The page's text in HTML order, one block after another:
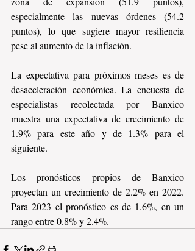
especialmente las nuevas órdenes (54.2
puntos), lo que sugiere mayor resiliencia
pese al aumento de la inflación.
La expectativa para próximos meses es de
desaceleración económica. La encuesta de
especialistas recolectada por Banxico
muestra una expectativa de crecimiento de
1.9% para este año y de 1.3% para el
siguiente.
Los pronósticos propios de Banxico
proyectan un crecimiento de 2.2% en 2022.
Para 2023 el pronóstico es de 1.6%, en un
rango entre 0.8% y 2.4%.